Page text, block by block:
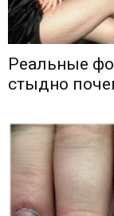
Реальные
стыдно